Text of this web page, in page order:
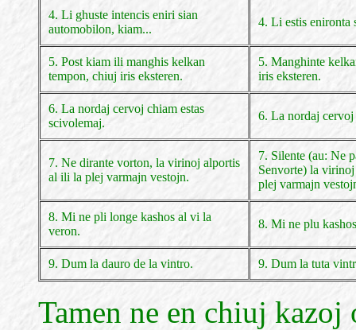
4. Li ghuste intencis eniri sian
automobilon, kiam...
4. Li estis enironta
5. Post kiam ili manghis kelkan
tempon, chiuj iris eksteren.
5. Manghinte
iris eksteren.
6. La nordaj cervoj chiam estas
scivolemaj.
6. La nordaj cervoj
7. Ne dirante vorton, la virinoj alportis
al ili la plej varmajn vestojn.
7. Silente (au: Ne
Senvorte) la
plej varmajn
8. Mi ne pli longe kashos al vi la
veron.
8. Mi ne plu
9. Dum la dauro de la vintro. 9. Dum la tuta
Tamen ne en chiuj